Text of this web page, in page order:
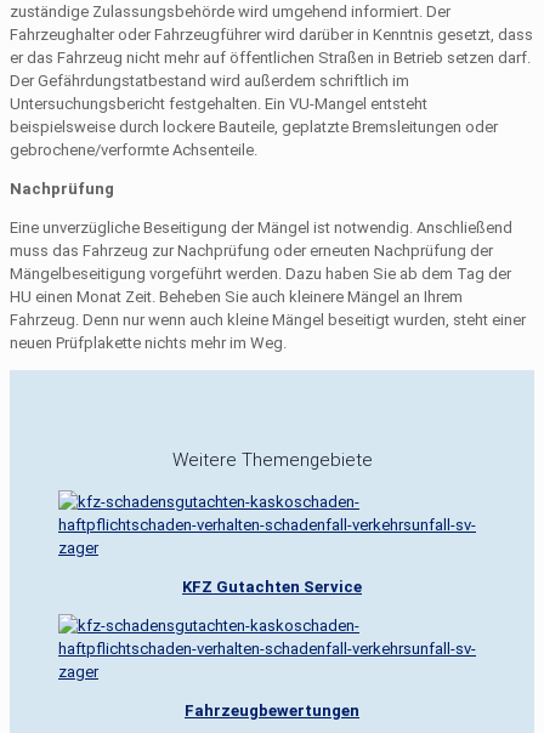
zuständige Zulassungsbehörde wird umgehend informiert. Der
Fahrzeughalter oder Fahrzeugführer wird darüber in Kenntnis gesetzt, dass
er das Fahrzeug nicht mehr auf öffentlichen Straßen in Betrieb setzen darf.
Der Gefährdungstatbestand wird außerdem schriftlich im
Untersuchungsbericht festgehalten. Ein VU-Mangel entsteht
beispielsweise durch lockere Bauteile, geplatzte Bremsleitungen oder
gebrochene/verformte Achsenteile.
Nachprüfung
Eine unverzügliche Beseitigung der Mängel ist notwendig. Anschließend
muss das Fahrzeug zur Nachprüfung oder erneuten Nachprüfung der
Mängelbeseitigung vorgeführt werden. Dazu haben Sie ab dem Tag der
HU einen Monat Zeit. Beheben Sie auch kleinere Mängel an Ihrem
Fahrzeug. Denn nur wenn auch kleine Mängel beseitigt wurden, steht einer
neuen Prüfplakette nichts mehr im Weg.
Weitere Themengebiete
KFZ Gutachten Service
Fahrzeugbewertungen